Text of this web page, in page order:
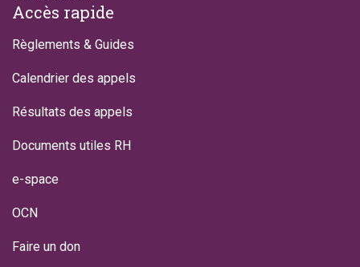
Footer
Accès rapide
Règlements & Guides
Calendrier des appels
Résultats des appels
Documents utiles RH
e-space
OCN
Faire un don